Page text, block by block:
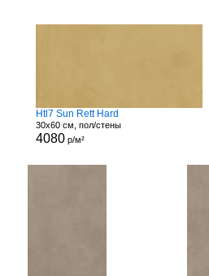
Htl7 Sun Rett Hard
30x60 см, пол/стены
4080 р/м²